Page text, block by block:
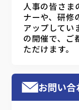
人事の皆さま
ナーや、研修
アップしてい
の開催で、ご
ただけます。
お問い合